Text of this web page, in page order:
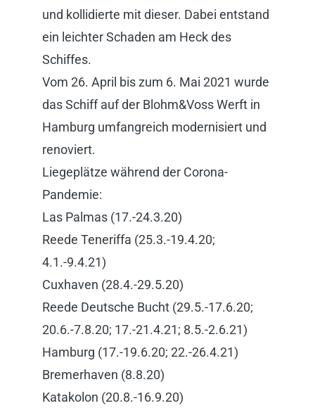
und kollidierte mit dieser. Dabei entstand
ein leichter Schaden am Heck des
Schiffes.
Vom 26. April bis zum 6. Mai 2021 wurde
das Schiff auf der Blohm&Voss Werft in
Hamburg umfangreich modernisiert und
renoviert.
Liegeplätze während der Corona-
Pandemie:
Las Palmas (17.-24.3.20)
Reede Teneriffa (25.3.-19.4.20;
4.1.-9.4.21)
Cuxhaven (28.4.-29.5.20)
Reede Deutsche Bucht (29.5.-17.6.20;
20.6.-7.8.20; 17.-21.4.21; 8.5.-2.6.21)
Hamburg (17.-19.6.20; 22.-26.4.21)
Bremerhaven (8.8.20)
Katakolon (20.8.-16.9.20)